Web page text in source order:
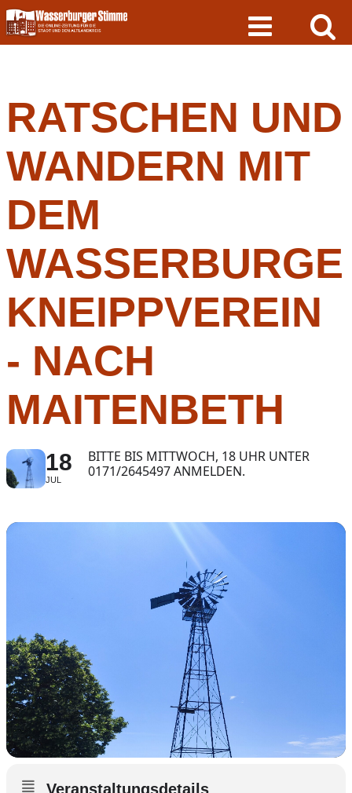
Skip
to
content
RATSCHEN UND
WANDERN MIT
DEM
KNEIPPVEREIN
- NACH
MAITENBETH
18
JUL
BITTE BIS MITTWOCH, 18 UHR UNTER
0171/2645497 ANMELDEN.
Veranstaltungsdetails